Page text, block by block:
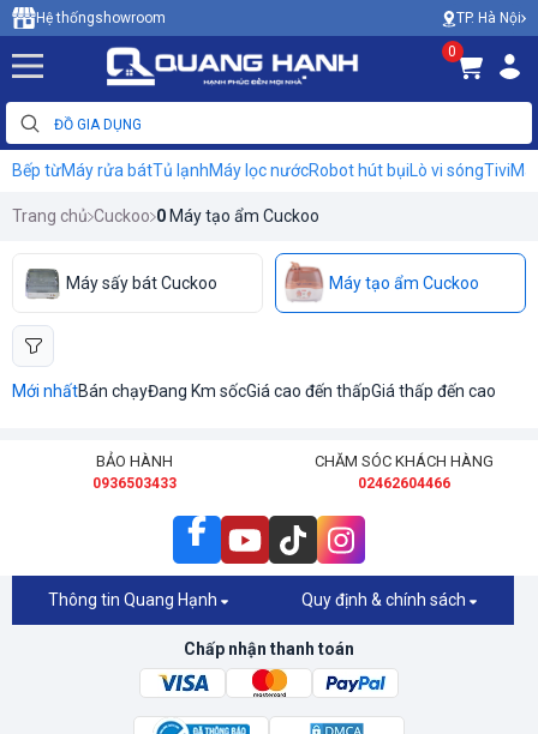
Hệ thốngshowroom TP. Hà Nội
0
Bếp từMáy rửa bátTủ lạnhMáy lọc nướcRobot hút bụiLò vi sóngTivi
Trang chủ Cuckoo 0 Máy tạo ẩm Cuckoo
Máy sấy bát Cuckoo Máy tạo ẩm Cuckoo
Mới nhấtBán chạyĐang Km sốcGiá cao đến thấpGiá thấp đến cao
BẢO HÀNH
0936503433
CHĂM SÓC KHÁCH HÀNG
02462604466
Thông tin Quang Hạnh Quy định & chính sách
Chấp nhận thanh toán